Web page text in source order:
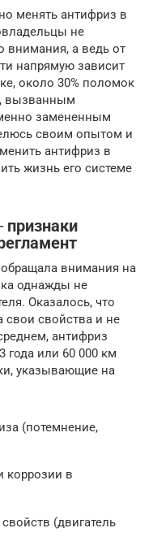
менять антифриз в
не
внимания, а ведь от
напрямую зависит
около 30% поломок
вызванным
замененным
своим опытом и
антифриз в
жизнь его системе
признаки
внимания на
однажды не
Оказалось, что
свойства и не
антифриз
года или 60 000 км
указывающие на
(потемнение,
коррозии в
(двигатель